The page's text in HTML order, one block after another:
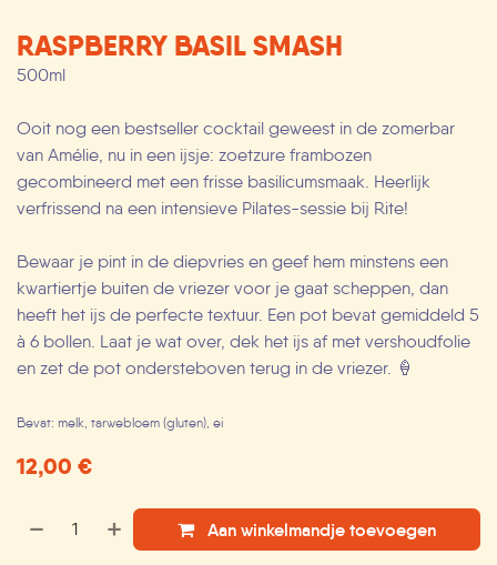
RASPBERRY BASIL SMASH
500ml
Ooit nog een bestseller cocktail geweest in de zomerbar
van Amélie, nu in een ijsje: zoetzure frambozen
gecombineerd met een frisse basilicumsmaak. Heerlijk
verfrissend na een intensieve Pilates-sessie bij Rite!
Bewaar je pint in de diepvries en geef hem minstens een
kwartiertje buiten de vriezer voor je gaat scheppen, dan
heeft het ijs de perfecte textuur. Een pot bevat gemiddeld 5
à 6 bollen. Laat je wat over, dek het ijs af met vershoudfolie
en zet de pot ondersteboven terug in de vriezer. 🍦
Bevat: melk, tarwebloem (gluten), ei
12,00 €
Aan winkelmandje toevoegen